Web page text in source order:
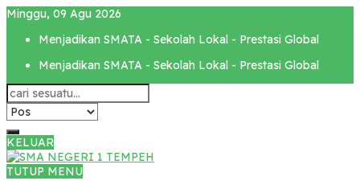
Minggu, 09 Agu 2026
Menjadikan SMATA - Sekolah Lokal - Prestasi Global
Menjadikan SMATA - Sekolah Lokal - Prestasi Global
KELUAR
TUTUP MENU